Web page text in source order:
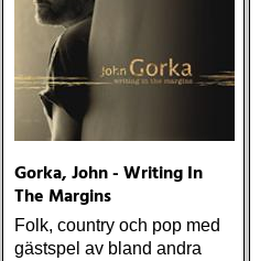
Gorka, John - Writing In
The Margins
Folk, country och pop med
gästspel av bland andra